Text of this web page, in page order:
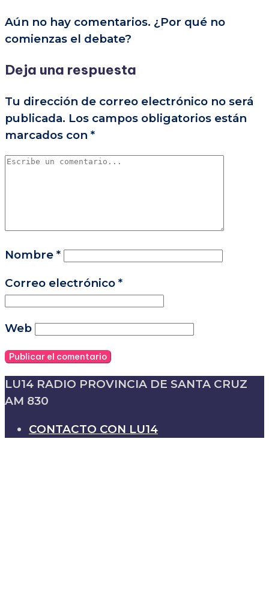
Aún no hay comentarios. ¿Por qué no
comienzas el debate?
Deja una respuesta
Tu dirección de correo electrónico no será
publicada. Los campos obligatorios están
marcados con *
Nombre *
Correo electrónico *
Web
LU14 RADIO PROVINCIA DE SANTA CRUZ
AM 830
CONTACTO CON LU14